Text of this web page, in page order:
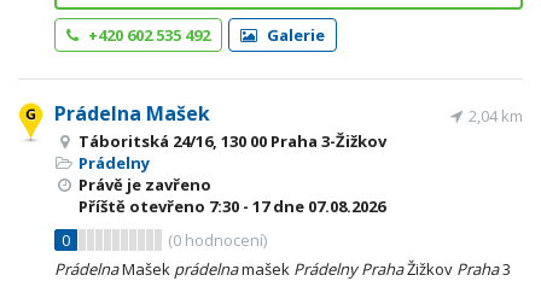
+420 602 535 492 Galerie
Prádelna Mašek
Táboritská 24/16, 130 00 Praha 3-Žižkov
Prádelny
Právě je zavřeno
Příště otevřeno 7:30 - 17dne 07.08.2026
0
(0 hodnocení)
2,04 km
PrádelnaMašek prádelnamašek Prádelny PrahaŽižkov Praha3